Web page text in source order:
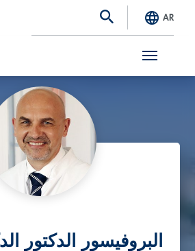
S
AR
البروفيسور الدكتور